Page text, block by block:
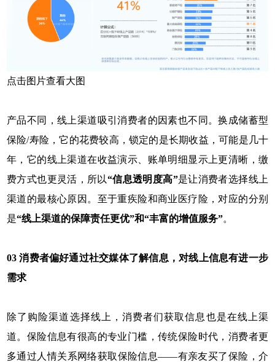
点击图片查看大图
产品不同，线上渠道吸引消费者的因素也不同。换成储蓄型
保险/寿险，它的花费较高，锁定的是长期收益，可能是几十
年，它的线上渠道在收益演示、账单明细显示上更清晰，缴
费方式也更灵活，所以“信息透明度高”是让消费者选择线上
渠道的最核心原因。至于重疾险和商业医疗险，对应的分别
是“线上渠道的保障责任更优”和“丰富的增值服务”。
03 消费者偏好通过社交媒体了解信息，对线上信息有进一步
需求
除了购险渠道选择线上，消费者们获取信息也是在线上渠
道。保险信息有很高的专业门槛，传统保险时代，消费者更
多通过人情关系网络获取保险信息——有亲友买了保险，介